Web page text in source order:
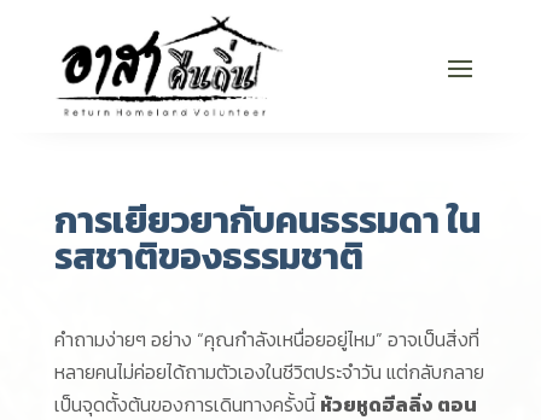
การเยียวยากับคนธรรมดา ใน
รสชาติของธรรมชาติ
คำถามง่ายๆ อย่าง “คุณกำลังเหนื่อยอยู่ไหม” อาจเป็นสิ่งที่
หลายคนไม่ค่อยได้ถามตัวเองในชีวิตประจำวัน แต่กลับกลาย
เป็นจุดตั้งต้นของการเดินทางครั้งนี้ห้วยหูดฮีลลิ่ง ตอน